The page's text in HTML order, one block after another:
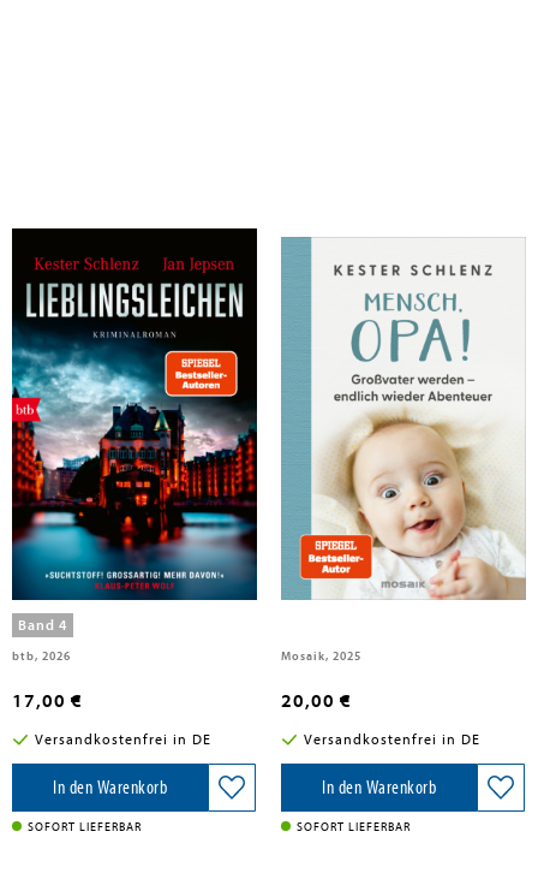
Schlenz, Kester; Jepsen, Jan
Lieblingsleichen
Band 4
btb, 2026
17,00 €
Versandkostenfrei in DE
In den Warenkorb
SOFORT LIEFERBAR
Schlenz, Kester
Mensch, Opa!
Mosaik, 2025
20,00 €
Versandkostenfrei in DE
In den Warenkorb
SOFORT LIEFERBAR